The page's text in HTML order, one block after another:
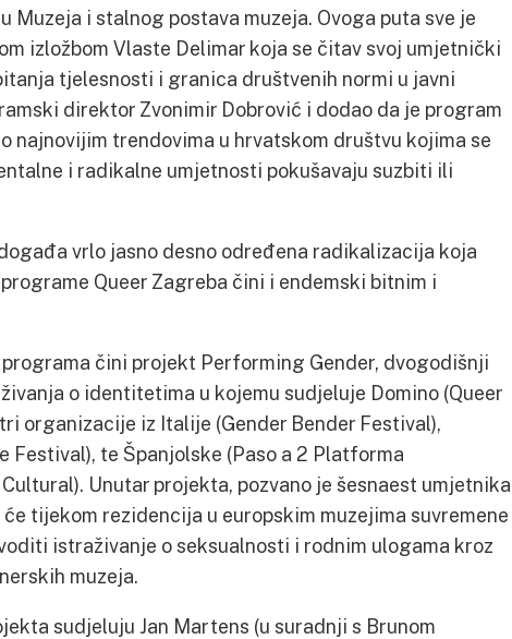
Muzeja i stalnog postava muzeja. Ovoga puta sve je
izložbom Vlaste Delimar koja se čitav svoj umjetnički
tjelesnosti i granica društvenih normi u javni
direktor Zvonimir Dobrović i dodao da je program
najnovijim trendovima u hrvatskom društvu kojima se
i radikalne umjetnosti pokušavaju suzbiti ili
vrlo jasno desno određena radikalizacija koja
Queer Zagreba čini i endemski bitnim i
čini projekt Performing Gender, dvogodišnji
o identitetima u kojemu sudjeluje Domino (Queer
organizacije iz Italije (Gender Bender Festival),
Festival), te Španjolske (Paso a 2 Platforma
Unutar projekta, pozvano je šesnaest umjetnika
tijekom rezidencija u europskim muzejima suvremene
istraživanje o seksualnosti i rodnim ulogama kroz
muzeja.
sudjeluju Jan Martens (u suradnji s Brunom